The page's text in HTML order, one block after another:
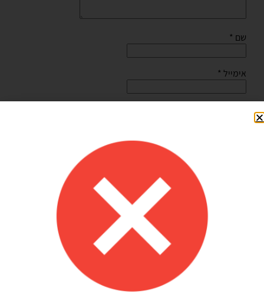
שם *
אימייל *
Shilav Sayag
איכות מדהימה!
הזמנתי בלונים כדי לעצב קשת ליום הולדת של הבן שלי, המשלוח הגיע
מהר מהמצופה!! הכל באיכות מדהימה, בצבעים יפים בדיוק כמו שחשבתי
שיהיו!! התמונות מדברות בעד עצמן!! ממליצה בחום♥️♥️♥️